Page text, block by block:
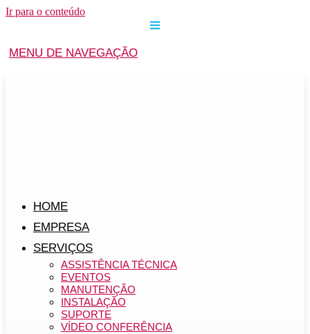
Ir para o conteúdo
MENU DE NAVEGAÇÃO
HOME
EMPRESA
SERVIÇOS
ASSISTÊNCIA TÉCNICA
EVENTOS
MANUTENÇÃO
INSTALAÇÃO
SUPORTE
VÍDEO CONFERÊNCIA